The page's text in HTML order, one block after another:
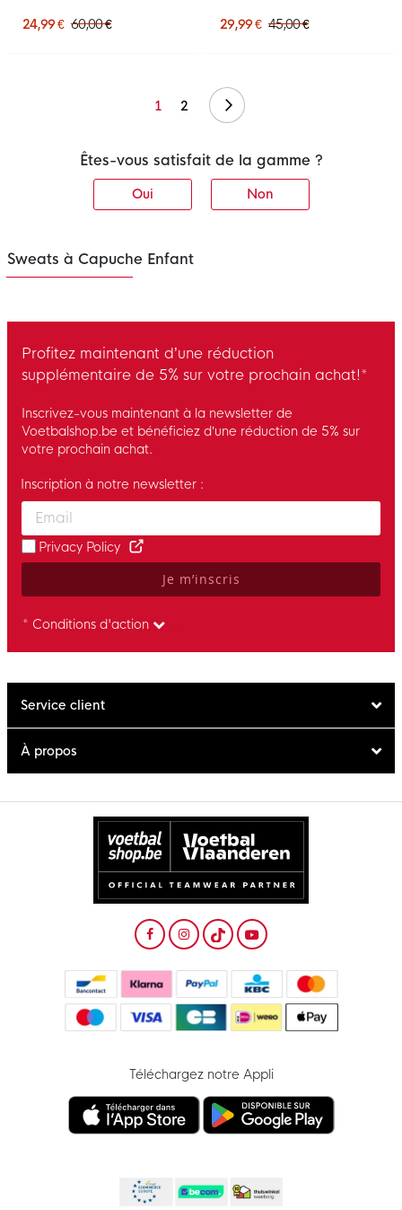
Doré
24,99 € 60,00 €
Blanc
29,99 € 45,00 €
1 2 Suivant
Êtes-vous satisfait de la gamme ?
Oui Non
Sweats à Capuche Enfant
Profitez maintenant d’une réduction
supplémentaire de 5% sur votre prochain achat!*
Inscrivez-vous maintenant à la newsletter de
Voetbalshop.be et bénéficiez d’une réduction de 5% sur
votre prochain achat.
Enter your email and accept the privacy policy to subscribe to
Inscription à notre newsletter :
Privacy Policy
Je m’inscris
* Conditions d'action
Service client
À propos
Téléchargez notre Appli